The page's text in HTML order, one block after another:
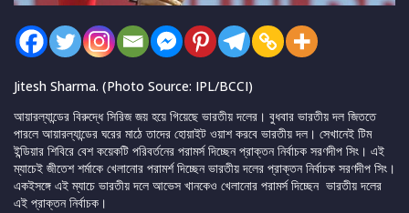
Jitesh Sharma. (Photo Source: IPL/BCCI)
আয়ারল্যান্ডের বিরুদ্ধে সিরিজ জয় হয়ে গিয়েছে ভারতীয় দলের। বুধবার ভারতীয় দল জিততে
পারলে আয়ারল্যান্ডের ঘরের মাঠে তাদের হোয়াইট ওয়াশ করবে ভারতীয় দল। সেখানেই টিম
ইন্ডিয়ার শিবিরে বেশ কয়েকটি পরিবর্তনের পরামর্স দিচ্ছেন প্রাক্তন নির্বাচক সরণদীপ সিং। এই
ম্যাচেই জীতেশ শর্মাকে খেলানোর পরামর্শ দিচ্ছেন ভারতীয় দলের প্রাক্তন নির্বাচক সরণদীপ সিং।
একইসঙ্গে এই ম্যাচে ভারতীয় দলে আভেস খানকেও খেলানোর পরামর্স দিচ্ছেন ভারতীয় দলের
এই প্রাক্তন নির্বাচক।